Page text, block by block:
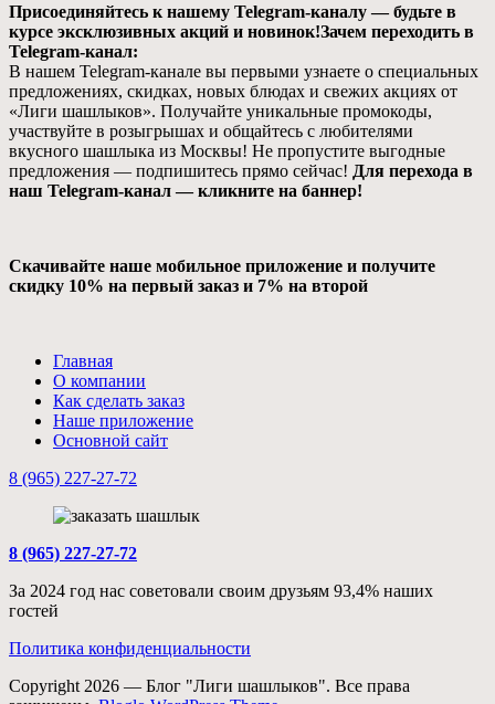
Присоединяйтесь к нашему Telegram-каналу — будьте в
курсе эксклюзивных акций и новинок!Зачем переходить в
Telegram-канал:
В нашем Telegram-канале вы первыми узнаете о специальных
предложениях, скидках, новых блюдах и свежих акциях от
«Лиги шашлыков». Получайте уникальные промокоды,
участвуйте в розыгрышах и общайтесь с любителями
вкусного шашлыка из Москвы! Не пропустите выгодные
предложения — подпишитесь прямо сейчас! Для перехода в
наш Telegram-канал — кликните на баннер!
Скачивайте наше мобильное приложение и получите
скидку 10% на первый заказ и 7% на второй
Главная
О компании
Как сделать заказ
Наше приложение
Основной сайт
8 (965) 227-27-72
8 (965) 227-27-72
За 2024 год нас советовали своим друзьям 93,4% наших
гостей
Политика конфиденциальности
Copyright 2026 — Блог "Лиги шашлыков". Все права